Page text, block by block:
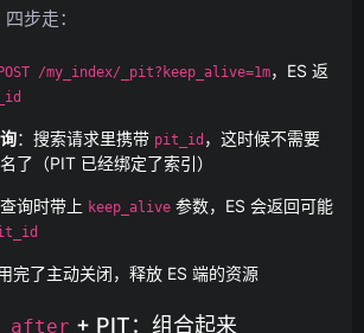
步走：
POST /my_index/_pit?keep_alive=1m，ES 返
：搜索请求里携带 pit_id ，这时候不需要
了（PIT 已经绑定了索引）
询时带上 keep_alive 参数，ES 会返回可能
完了主动关闭，释放 ES 端的资源
+ PIT：组合起来